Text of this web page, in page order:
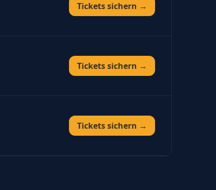
Tickets sichern →
Tickets sichern →
Tickets sichern →